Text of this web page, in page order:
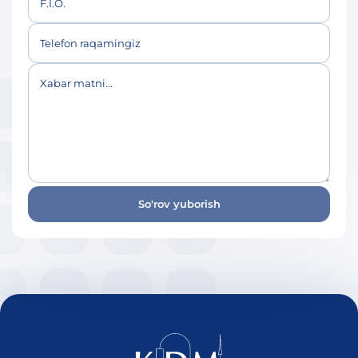
F.I.O.
Telefon raqamingiz
Xabar matni...
So'rov yuborish